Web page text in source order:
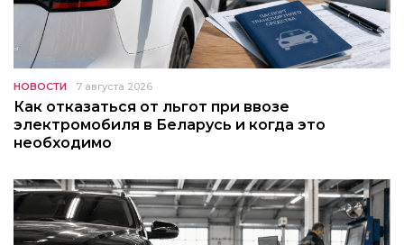
НОВОСТИ 7 августа 2026
Как отказаться от льгот при ввозе
электромобиля в Беларусь и когда это
необходимо